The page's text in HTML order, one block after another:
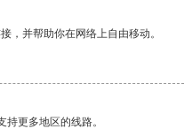
，并帮助你在网络上自由移动。
更多地区的线路。